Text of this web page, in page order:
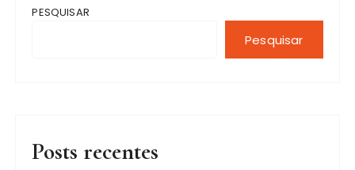
PESQUISAR
Pesquisar
Posts recentes